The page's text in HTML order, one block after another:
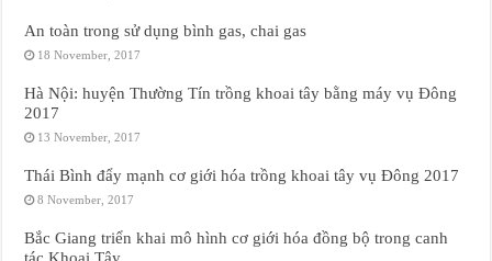
An toàn trong sử dụng bình gas, chai gas
18 November, 2017
Hà Nội: huyện Thường Tín trồng khoai tây bằng máy vụ Đông
2017
13 November, 2017
Thái Bình đẩy mạnh cơ giới hóa trồng khoai tây vụ Đông 2017
8 November, 2017
Bắc Giang triển khai mô hình cơ giới hóa đồng bộ trong canh
tác Khoai Tây